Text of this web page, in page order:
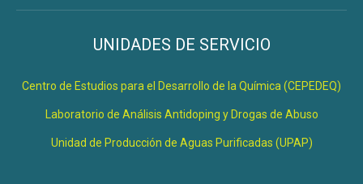
UNIDADES DE SERVICIO
Centro de Estudios para el Desarrollo de la Química (CEPEDEQ)
Laboratorio de Análisis Antidoping y Drogas de Abuso
Unidad de Producción de Aguas Purificadas (UPAP)